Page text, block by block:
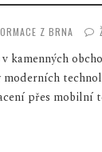
Z BRNA
kamenných
přes mobilní